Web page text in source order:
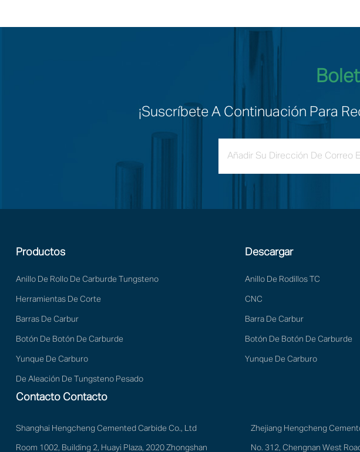
¡Suscríbete A Continuación Para
Productos
Anillo De Rollo De Carburde Tungsteno
Herramientas De Corte
Barras De Carbur
Botón De Botón De Carburde
Yunque De Carburo
De Aleación De Tungsteno Pesado
Descargar
Anillo De Rodillos TC
CNC
Barra De Carbur
Botón De Botón De Carburde
Yunque De Carburo
Contacto Contacto
Shanghai Hengcheng Cemented Carbide Co., Ltd
Room 1002, Building 2, Huayi Plaza, 2020 Zhongshan
Zhejiang Hengcheng
No. 312, Chengnan West